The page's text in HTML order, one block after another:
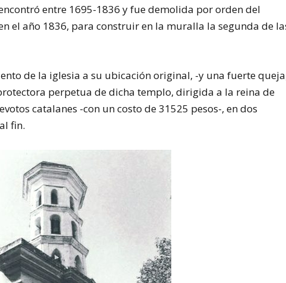
entre 1695-1836 y fue demolida por orden del
el año 1836, para construir en la muralla la segunda de
de la iglesia a su ubicación original, -y una fuerte
perpetua de dicha templo, dirigida a la reina de
catalanes -con un costo de 31525 pesos-, en dos
fin.